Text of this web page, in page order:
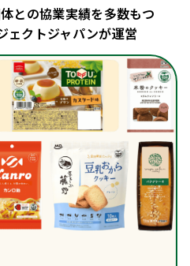
との協業実績を多数もつ
ェクトジャパンが運営